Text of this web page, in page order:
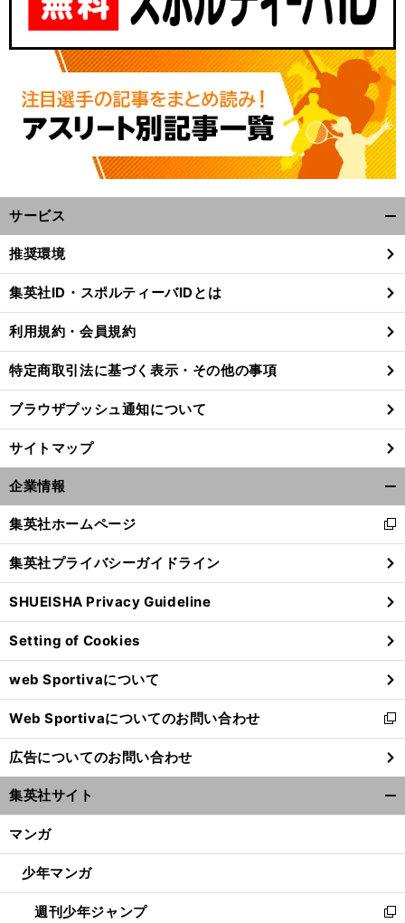
。
前
サービス
閉
る
推奨環境
集英社ID・スポルティーバIDとは
利用規約・会員規約
特定商取引法に基づく表示・その他の事項
ブラウザプッシュ通知について
サイトマップ
企業情報
閉
る
集英社ホームページ
新
し
い
ウ
ィ
ン
ド
ウ
で
開
く
集英社プライバシーガイドライン
SHUEISHA Privacy Guideline
Setting of Cookies
web Sportivaについて
Web Sportivaについてのお問い合わせ
新
し
い
ウ
ィ
ン
ウ
開
く
広告についてのお問い合わせ
集英社サイト
マンガ
少年マンガ
週刊少年ジャンプ
新